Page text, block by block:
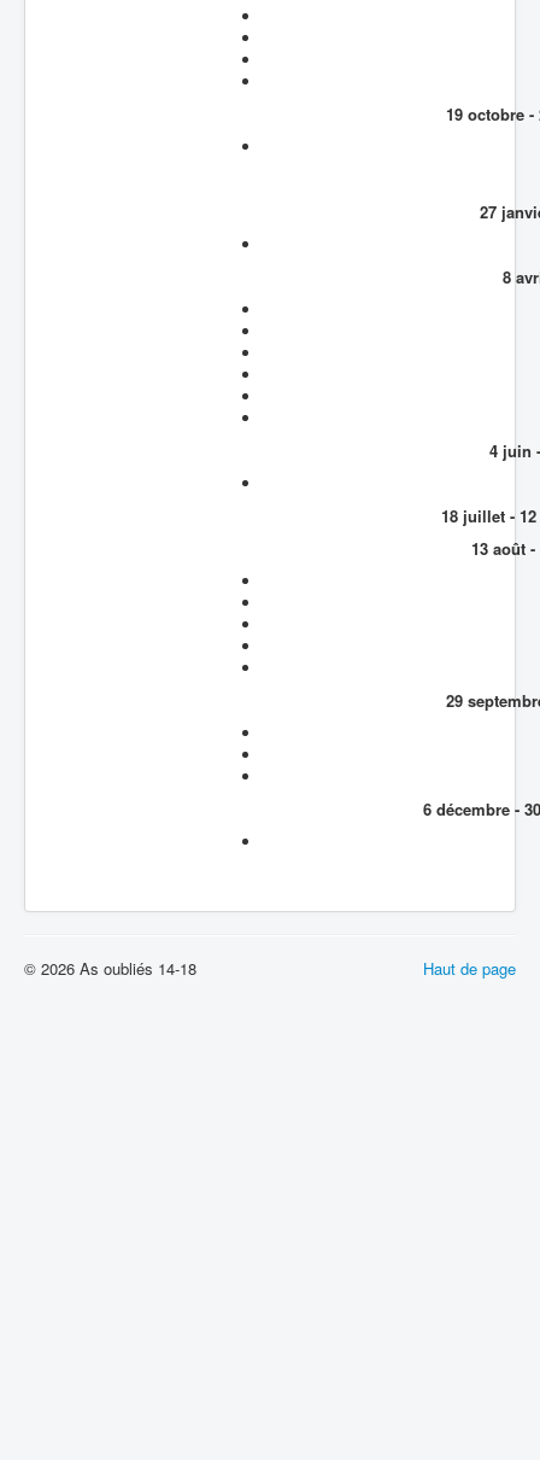
19 octobre -
27
8
4 juin
18 juillet -
13 août
29
6 décembre -
Haut de page
© 2026 As oubliés 14-18